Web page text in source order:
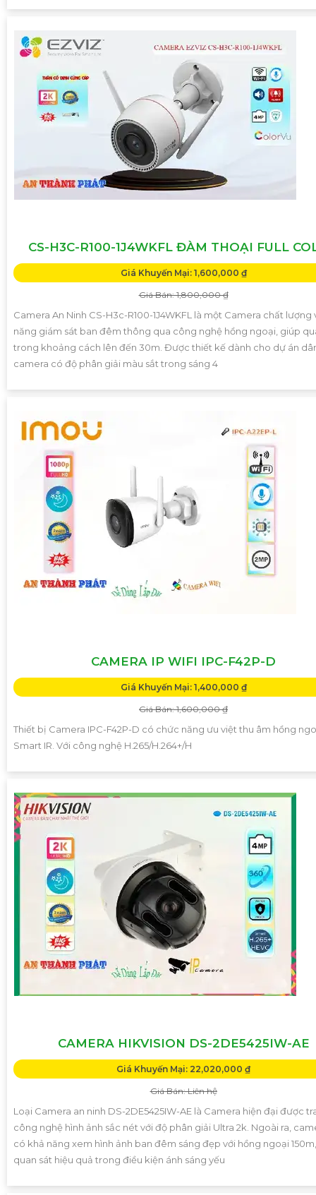
CS-H3C-R100-1J4WKFL ĐÀM THOẠI FULL
Giá Khuyến Mại: 1,600,000 ₫
Giá Bán: 1,800,000 ₫
Camera An Ninh CS-H3c-R100-1J4WKFL là một Camera chất lượng
năng giám sát ban đêm thông qua công nghệ hồng ngoại, giúp
trong khoảng cách lên đến 30m. Được thiết kế dành cho dự án
camera có độ phân giải màu sắt trong sáng 4
CAMERA IP WIFI IPC-F42P-D
Giá Khuyến Mại: 1,400,000 ₫
Giá Bán: 1,600,000 ₫
Thiết bị Camera IPC-F42P-D có chức năng ưu việt thu âm hồng
Smart IR. Với công nghệ H.265/H.264+/H
CAMERA HIKVISION DS-2DE5425IW-AE
Giá Khuyến Mại: 22,020,000 ₫
Giá Bán: Liên hệ
Loại Camera an ninh DS-2DE5425IW-AE là Camera hiện đại được
công nghệ hình ảnh sắc nét với độ phân giải Ultra 2k. Ngoài ra,
có khả năng xem hình ảnh ban đêm sáng đẹp với hồng ngoại
quan sát hiệu quả trong điều kiện ánh sáng yếu